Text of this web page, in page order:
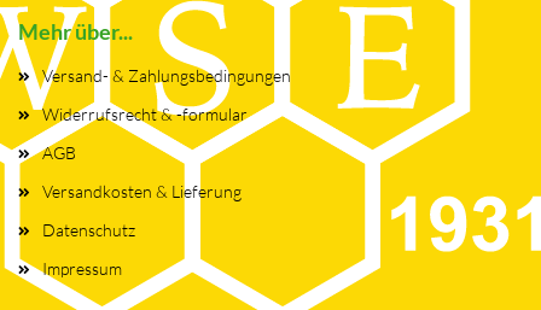
Mehr über...
Versand- & Zahlungsbedingungen
Widerrufsrecht & -formular
AGB
Versandkosten & Lieferung
Datenschutz
Impressum